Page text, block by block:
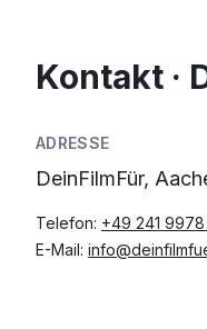
Kontakt ·
ADRESSE
DeinFilmFür,
Telefon: +49 241
E-Mail: